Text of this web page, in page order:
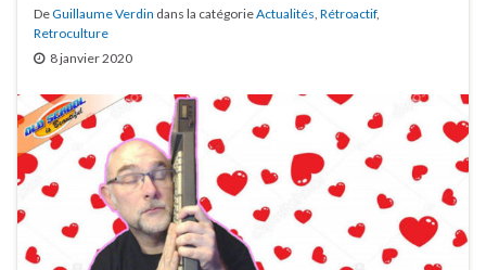
DeGuillaume Verdin dans la catégorieActualités Rétroactif,
Retroculture
8 janvier 2020